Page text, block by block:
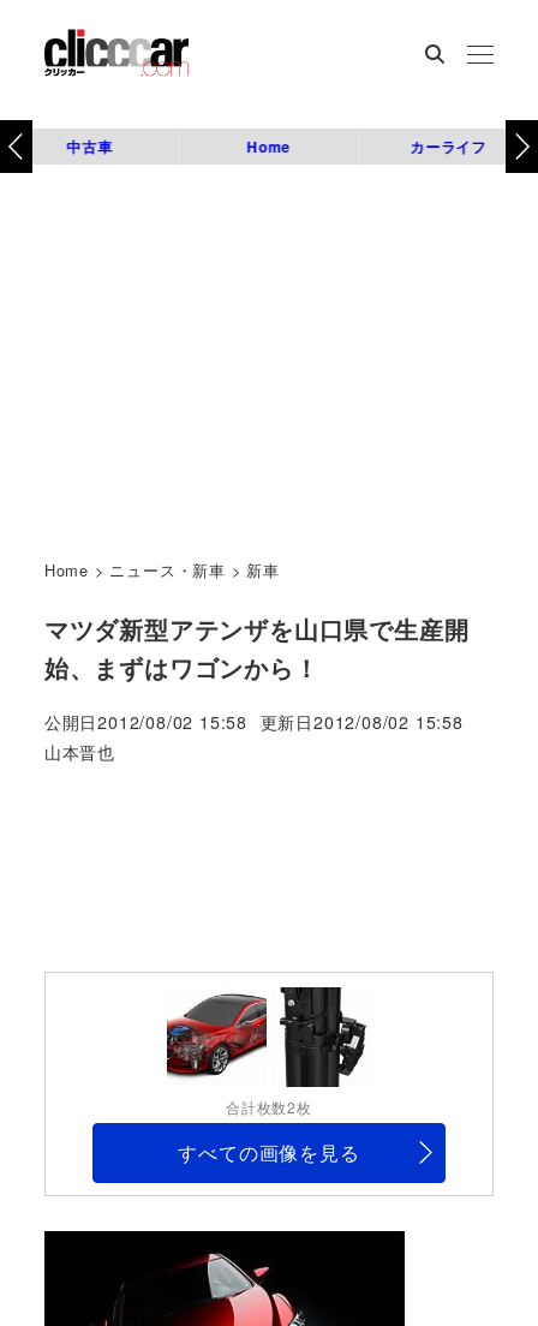
中古車 Home カーライフ
Home > ニュース・新車 > 新車
マツダ新型アテンザを山口県で生産開
始、まずはワゴンから！
公開日2012/08/02 15:58 更新日2012/08/02 15:58
著
山本晋也
合計枚数2枚
すべての画像を見る